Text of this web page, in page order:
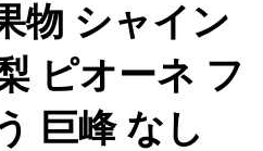
物 シャイン
ピオーネ フ
巨峰 なし